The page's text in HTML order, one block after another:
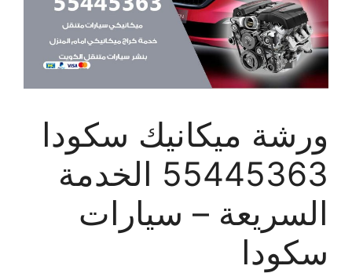
ورشة ميكانيك سكودا
55445363 الخدمة
السريعة – سيارات
سكودا